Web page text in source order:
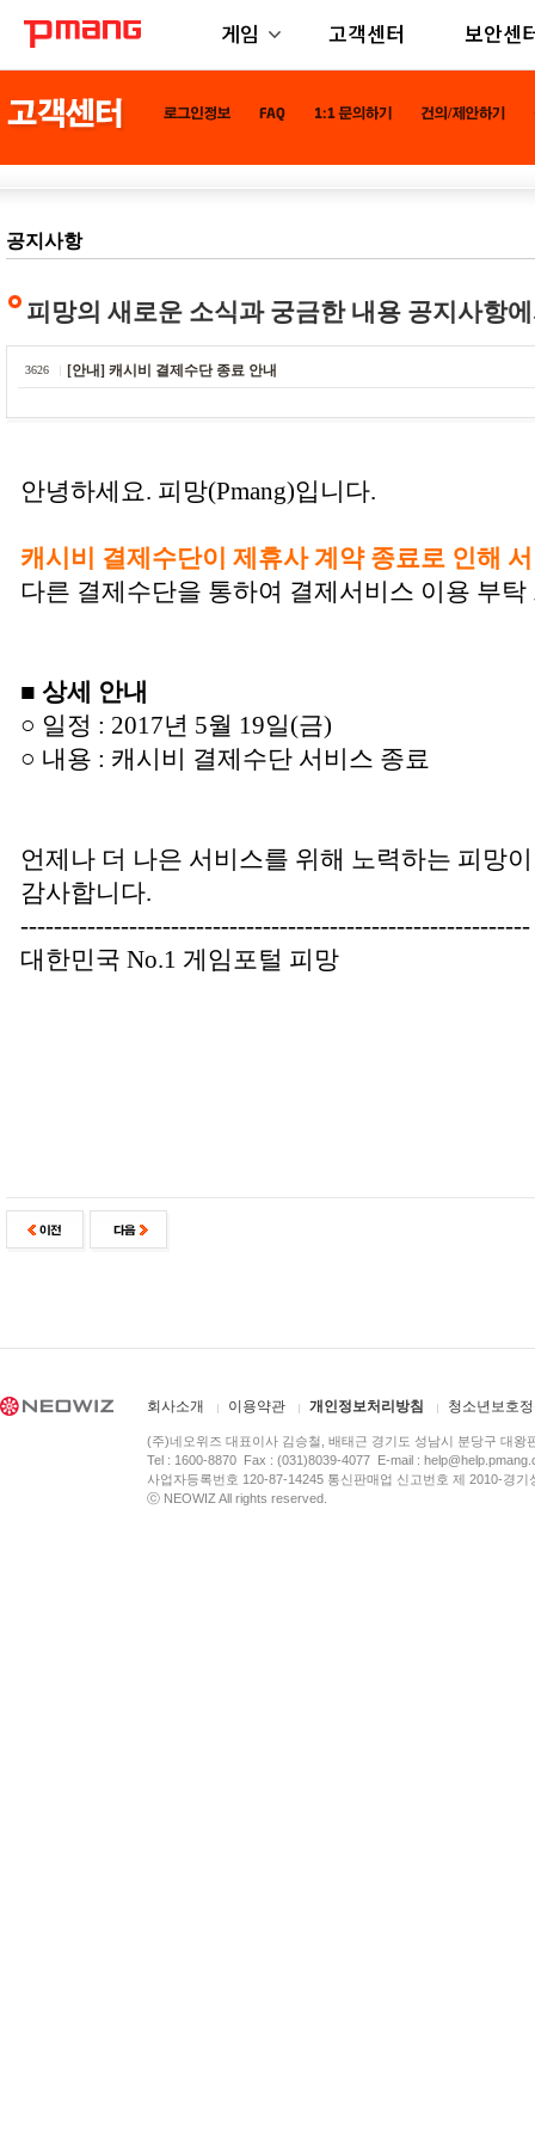
게임 고객센터 보안센
공지사항
피망의 새로운 소식과 궁금한 내용 공지사항
3626 [안내] 캐시비 결제수단 종료 안내
안녕하세요. 피망(Pmang)입니다.
캐시비 결제수단이 제휴사 계약 종료로 인해
다른 결제수단을 통하여 결제서비스 이용 부탁
■ 상세 안내
○ 일정 : 2017년 5월 19일(금)
○ 내용 : 캐시비 결제수단 서비스 종료
언제나 더 나은 서비스를 위해 노력하는 피망
감사합니다.
-------------------------------------------------------------
대한민국 No.1 게임포털 피망
회사소개 이용약관 개인정보처리방침 청소년보호
(주)네오위즈 대표이사 김승철, 배태근 경기도 성남시 분당구 대왕
Tel : 1600-8870 Fax : (031)8039-4077 E-mail :
사업자등록번호 120-87-14245 통신판매업 신고번호 제 2010-경
ⓒ NEOWIZ All rights reserved.